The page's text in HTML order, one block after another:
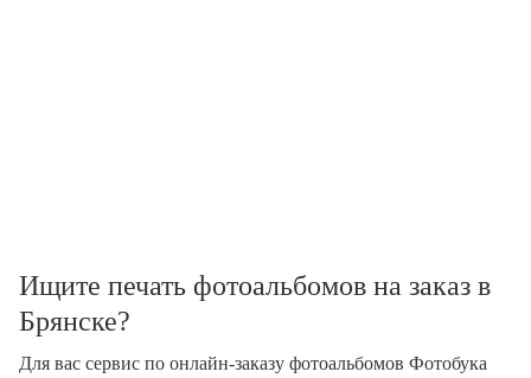
Ищите печать фотоальбомов на заказ в
Брянске?
Для вас сервис по онлайн-заказу фотоальбомов Фотобука